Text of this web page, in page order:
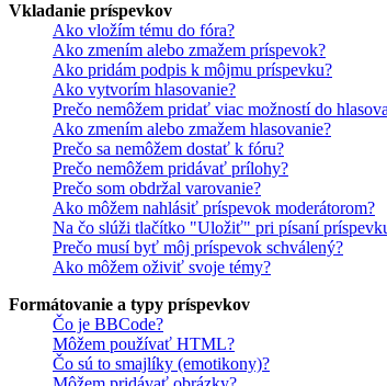
Vkladanie príspevkov
Ako vložím tému do fóra?
Ako zmením alebo zmažem príspevok?
Ako pridám podpis k môjmu príspevku?
Ako vytvorím hlasovanie?
Prečo nemôžem pridať viac možností do
Ako zmením alebo zmažem hlasovanie?
Prečo sa nemôžem dostať k fóru?
Prečo nemôžem pridávať prílohy?
Prečo som obdržal varovanie?
Ako môžem nahlásiť príspevok moderátorom?
Na čo slúži tlačítko "Uložiť" pri písaní
Prečo musí byť môj príspevok schválený?
Ako môžem oživiť svoje témy?
Formátovanie a typy príspevkov
Čo je BBCode?
Môžem používať HTML?
Čo sú to smajlíky (emotikony)?